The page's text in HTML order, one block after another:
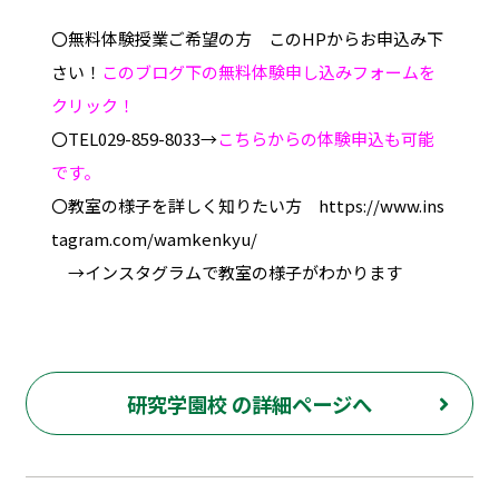
〇無料体験授業ご希望の方 このHPからお申込み下
さい！ このブログ下の無料体験申し込みフォームを
クリック！
〇TEL029-859-8033→こちらからの体験申込も可能
です。
〇教室の様子を詳しく知りたい方 https://www.ins
tagram.com/wamkenkyu/
→インスタグラムで教室の様子がわかります
研究学園校 の詳細ページへ